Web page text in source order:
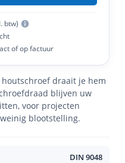
houtschroef draait je hem
blijven uw
voor projecten
blootstelling.
DIN 9048
btw)
of op factuur